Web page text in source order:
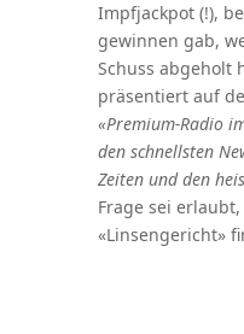
Impfjackpot (!),
gewinnen gab,
Schuss abgeholt
präsentiert auf
«Premium-Radio
den schnellsten
Zeiten und den
Frage sei
«Linsengericht»